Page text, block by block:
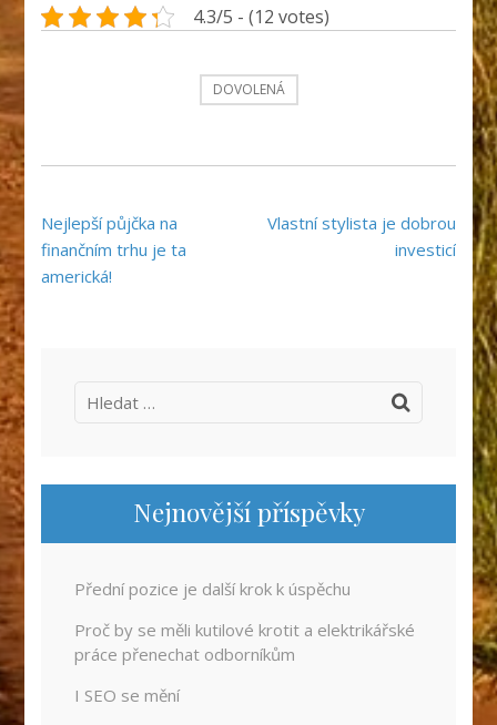
4.3/5 - (12 votes)
DOVOLENÁ
Navigace
pro
příspěvek
Nejlepší půjčka na
finančním trhu je ta
americká!
Vlastní stylista je dobrou
investicí
Vyhledávání
Nejnovější příspěvky
Přední pozice je další krok k úspěchu
Proč by se měli kutilové krotit a elektrikářské
práce přenechat odborníkům
I SEO se mění